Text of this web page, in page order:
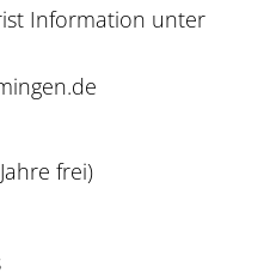
Information unter
frei)